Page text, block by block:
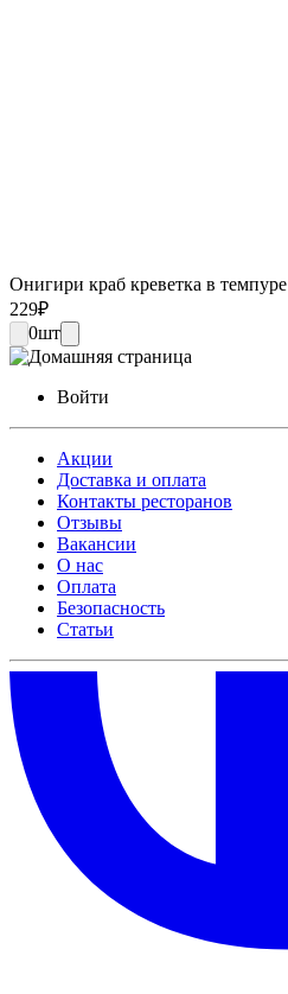
Онигири краб креветка в темпуре
229₽
0шт
Войти
Акции
Доставка и оплата
Контакты ресторанов
Отзывы
Вакансии
О нас
Оплата
Безопасность
Статьи